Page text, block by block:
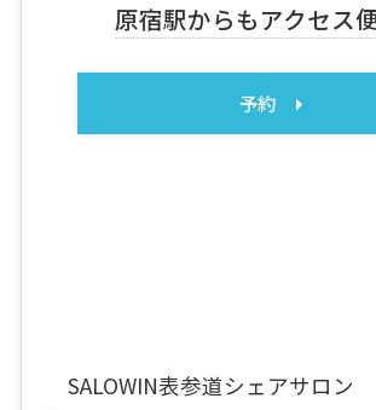
原宿駅からもアクセス
予約
SALOWIN表参道シェアサロン